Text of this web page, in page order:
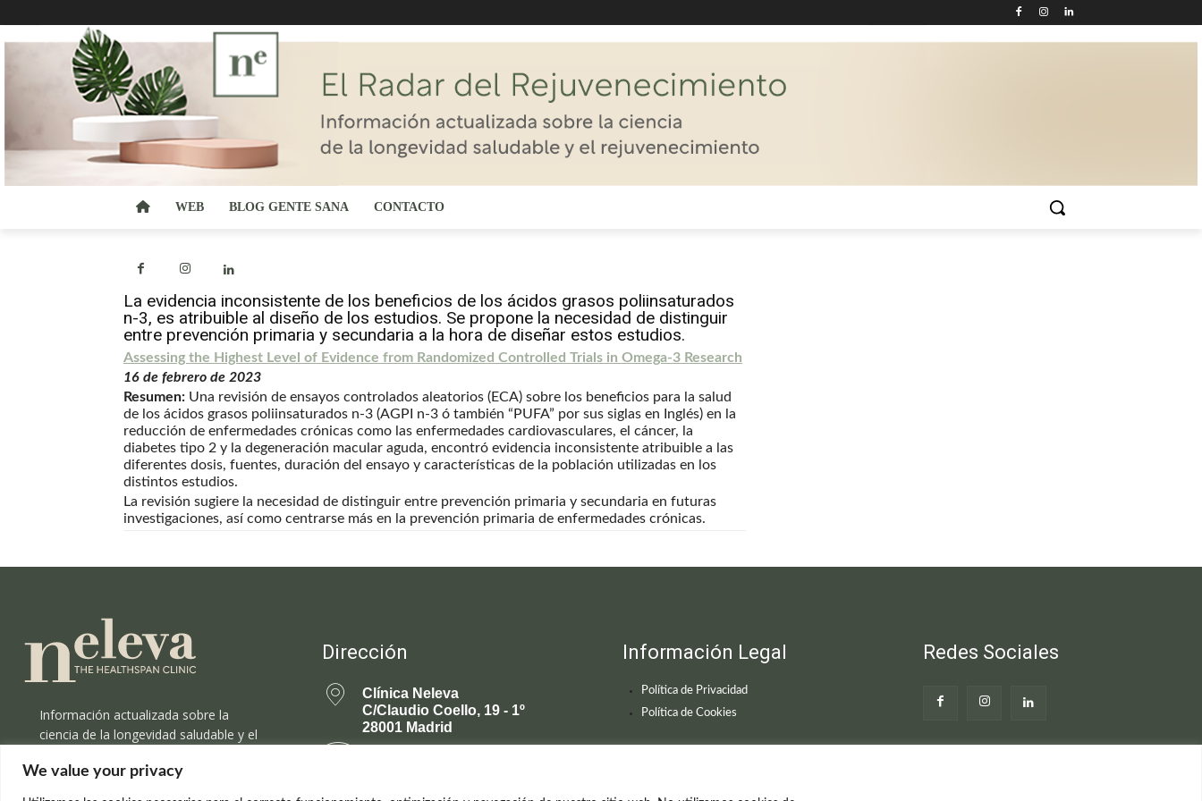
We value your privacy
WEB BLOG GENTE SANA CONTACTO
La evidencia inconsistente de los beneficios de los ácidos grasos poliinsaturados
n-3, es atribuible al diseño de los estudios. Se propone la necesidad de distinguir
entre prevención primaria y secundaria a la hora de diseñar estos estudios.
Assessing the Highest Level of Evidence from Randomized Controlled Trials in Omega-3 Research
16 de febrero de 2023
Resumen: Una revisión de ensayos controlados aleatorios (ECA) sobre los beneficios para la salud
de los ácidos grasos poliinsaturados n-3 (AGPI n-3 ó también “PUFA” por sus siglas en Inglés) en la
reducción de enfermedades crónicas como las enfermedades cardiovasculares, el cáncer, la
diabetes tipo 2 y la degeneración macular aguda, encontró evidencia inconsistente atribuible a las
diferentes dosis, fuentes, duración del ensayo y características de la población utilizadas en los
distintos estudios.
La revisión sugiere la necesidad de distinguir entre prevención primaria y secundaria en futuras
investigaciones, así como centrarse más en la prevención primaria de enfermedades crónicas.
Información actualizada sobre la
ciencia de la longevidad saludable y el
Dirección
Clínica Neleva
C/Claudio Coello, 19 - 1º
28001 Madrid
Información Legal
Política de Privacidad
Política de Cookies
Redes Sociales